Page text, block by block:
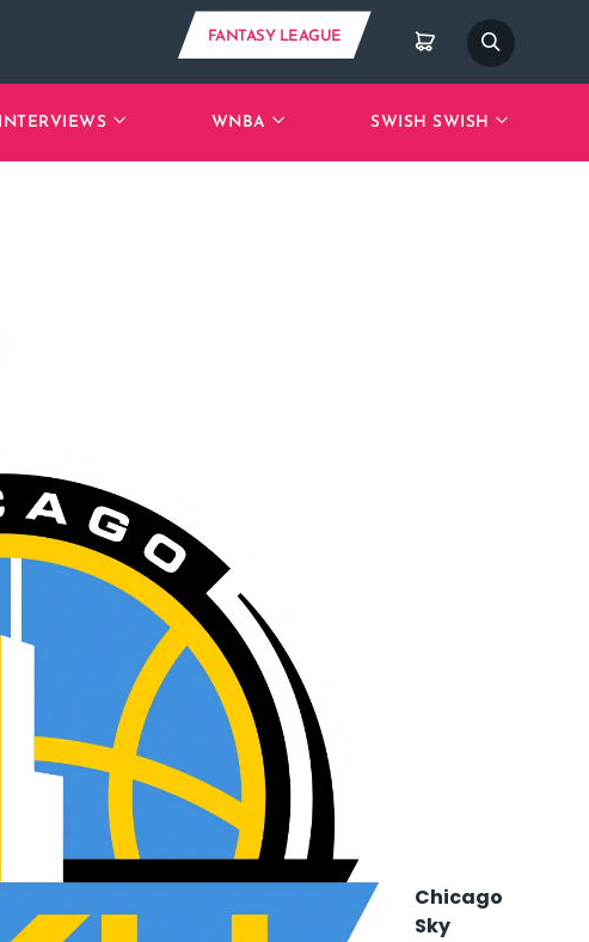
FANTASY LEAGUE
INTERVIEWS WNBA SWISH SWISH
Chicago
Sky